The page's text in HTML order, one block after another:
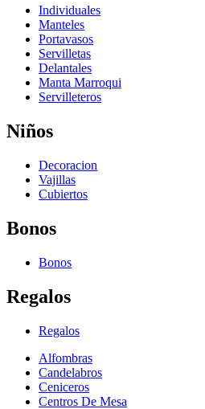
Individuales
Manteles
Portavasos
Servilletas
Delantales
Manta Marroqui
Servilleteros
Niños
Decoracion
Vajillas
Cubiertos
Bonos
Bonos
Regalos
Regalos
Alfombras
Candelabros
Ceniceros
Centros De Mesa